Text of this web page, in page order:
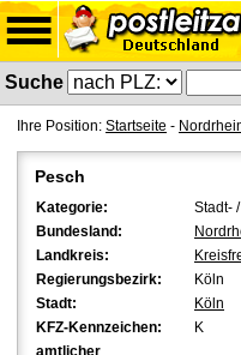
Suche
Ihre Position: Startseite -
Pesch
Kategorie:
Stadt- /
Bundesland:
Landkreis:
Regierungsbezirk:
Köln
Stadt:
Köln
KFZ-Kennzeichen:
K
amtlicher